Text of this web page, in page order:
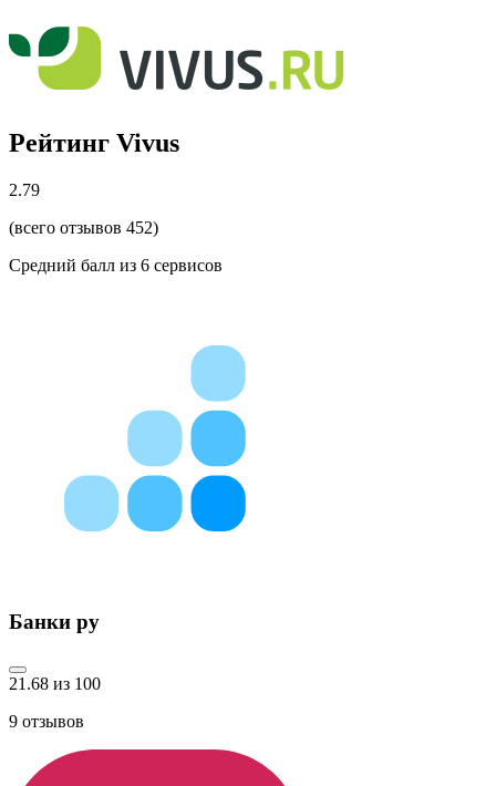
Рейтинг Vivus
2.79
(всего отзывов 452)
Средний балл из 6 сервисов
Банки ру
21.68 из 100
9 отзывов